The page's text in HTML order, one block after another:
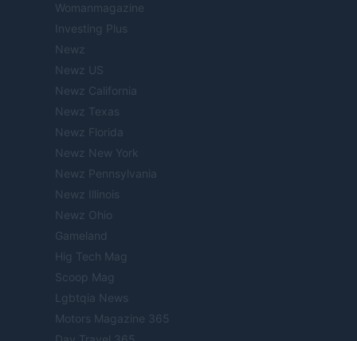
Womanmagazine
Investing Plus
Newz
Newz US
Newz California
Newz Texas
Newz Florida
Newz New York
Newz Pennsylvania
Newz Illinois
Newz Ohio
Gameland
Hig Tech Mag
Scoop Mag
Lgbtqia News
Motors Magazine 365